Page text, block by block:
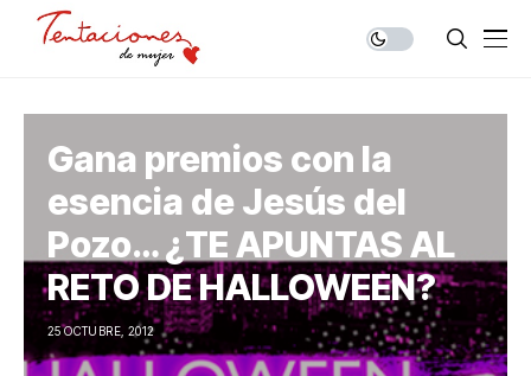
Gana premios con la
esencia de Jesús del
Pozo… ¿TE APUNTAS AL
RETO DE HALLOWEEN?
25 OCTUBRE, 2012